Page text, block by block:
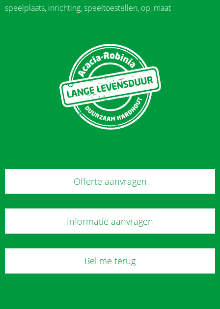
speelplaats, inrichting, speeltoestellen, op, maat
Offerte aanvragen
Informatie aanvragen
Bel me terug